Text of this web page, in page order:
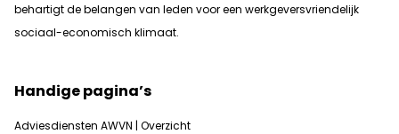
behartigt de belangen van leden voor een werkgeversvriendelijk
sociaal-economisch klimaat.
Handige pagina’s
Adviesdiensten AWVN | Overzicht